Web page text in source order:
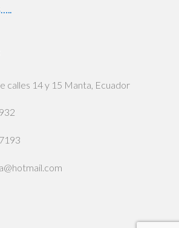
calles 14 y 15 Manta, Ecuador